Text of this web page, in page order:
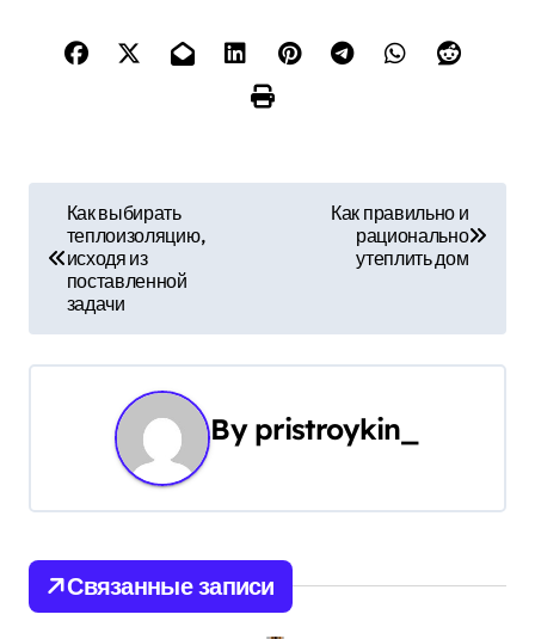
и
ц
и
я
Как выбирать
теплоизоляцию,
исходя из
поставленной
задачи
Как правильно и
рационально
утеплить дом
By pristroykin_
Связанные записи